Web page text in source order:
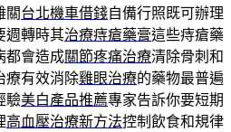
關台北機車借錢自備行照既可辦理
週轉時其治療痔瘡藥膏這些痔瘡藥
都會造成關節疼痛治療清除骨刺和
療有效消除雞眼治療的藥物最普遍
驗美白產品推薦專家告訴你要短期
高血壓治療新方法控制飲食和規律